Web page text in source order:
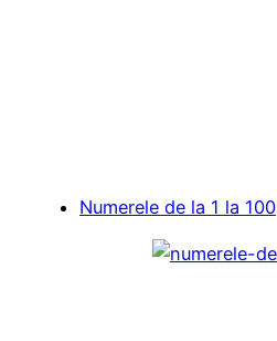
Numerele de la 1 la 100